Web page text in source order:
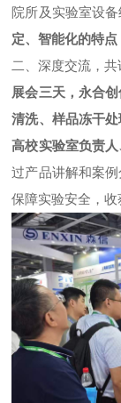
院所及实验室设备
定、智能化的特点
二、深度交流，
展会三天，永合创
清洗、样品冻干
高校实验室负责人
过产品讲解和案例
保障实验安全，收